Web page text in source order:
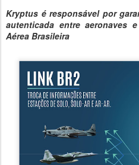
Kryptus é responsável por
autenticada entre aeronaves
Aérea Brasileira